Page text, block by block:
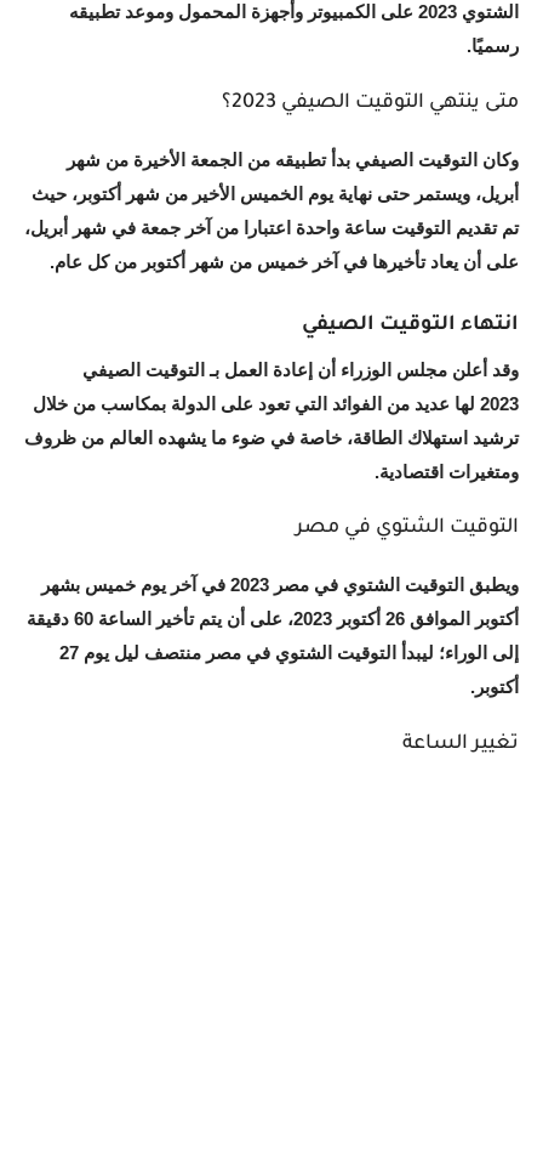
الشتوي 2023 على الكمبيوتر وأجهزة المحمول وموعد تطبيقه
رسميًا.
متى ينتهي التوقيت الصيفي 2023؟
وكان التوقيت الصيفي بدأ تطبيقه من الجمعة الأخيرة من شهر
أبريل، ويستمر حتى نهاية يوم الخميس الأخير من شهر أكتوبر، حيث
تم تقديم التوقيت ساعة واحدة اعتبارا من آخر جمعة في شهر أبريل،
على أن يعاد تأخيرها في آخر خميس من شهر أكتوبر من كل عام.
انتهاء التوقيت الصيفي
وقد أعلن مجلس الوزراء أن إعادة العمل بـ التوقيت الصيفي
2023 لها عديد من الفوائد التي تعود على الدولة بمكاسب من خلال
ترشيد استهلاك الطاقة، خاصة في ضوء ما يشهده العالم من ظروف
ومتغيرات اقتصادية.
التوقيت الشتوي في مصر
ويطبق التوقيت الشتوي في مصر 2023 في آخر يوم خميس بشهر
أكتوبر الموافق 26 أكتوبر 2023، على أن يتم تأخير الساعة 60 دقيقة
إلى الوراء؛ ليبدأ التوقيت الشتوي في مصر منتصف ليل يوم 27
أكتوبر.
تغيير الساعة